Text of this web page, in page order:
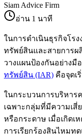
Siam Advice Firm
อ่าน 1 นาที
ในการดำเนินธุรกิจโร
ทรัพย์สินและสายการผ
วางแผนป้องกันอย่างมื
ทรัพย์สิน (IAR) คือจุดเ
ในกระบวนการบริหาร
เฉพาะกลุ่มที่มีความเสี่
หรือกระดาษ เมื่อเกิด
การเรียกร้องสินไหมท